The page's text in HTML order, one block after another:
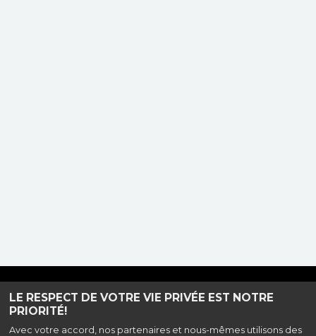
LE RESPECT DE VOTRE VIE PRIVÉE EST NOTRE
PRIORITÉ!
Avec votre accord, nos partenaires et nous-mêmes utilisons des
Haut de page